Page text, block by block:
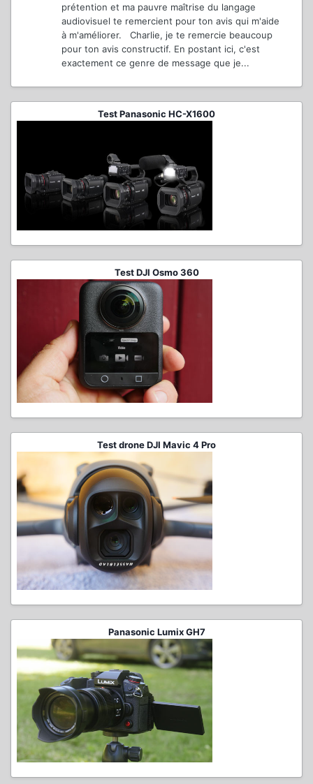
prétention et ma pauvre maîtrise du langage
audiovisuel te remercient pour ton avis qui m'aide
à m'améliorer. Charlie, je te remercie beaucoup
pour ton avis constructif. En postant ici, c'est
exactement ce genre de message que je...
Test Panasonic HC-X1600
Test DJI Osmo 360
Test drone DJI Mavic 4 Pro
Panasonic Lumix GH7